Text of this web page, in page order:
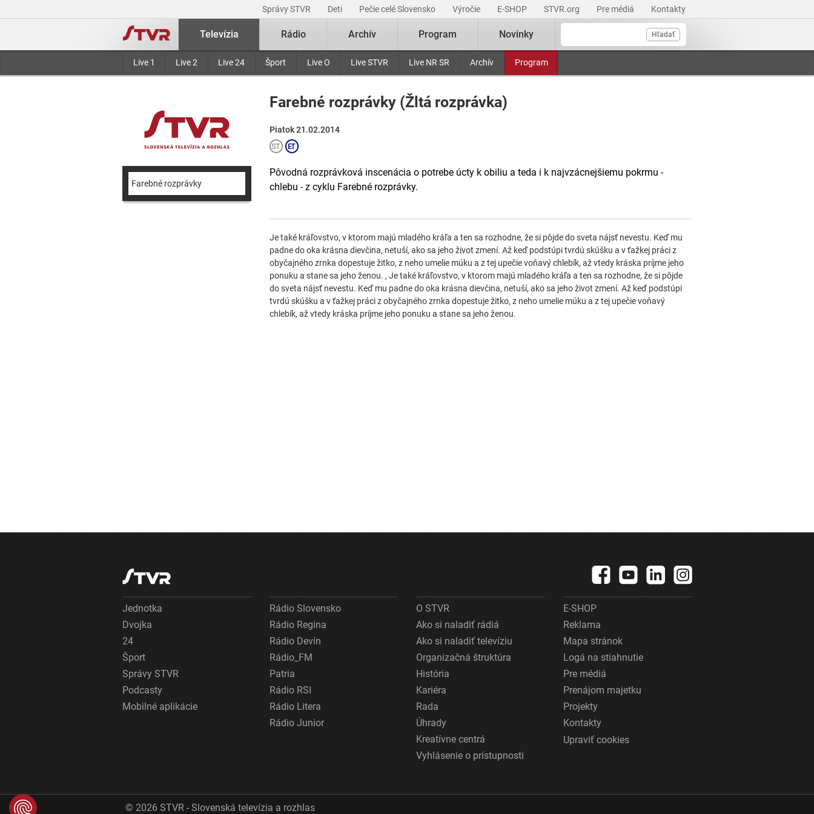
Správy STVR Deti Pečie celé Slovensko Výročie E-SHOP STVR.org Pre médiá Kontakty
Hľadať
Televízia
Live 1 Live 2 Live 24 Šport Live O Live STVR Live NR SR Archív Program
Rádio Archív Program Novinky
Farebné rozprávky
Farebné rozprávky (Žltá rozprávka)
Piatok 21.02.2014
Pôvodná rozprávková inscenácia o potrebe úcty k obiliu a teda i k najvzácnejšiemu pokrmu -
chlebu - z cyklu Farebné rozprávky.
Je také kráľovstvo, v ktorom majú mladého kráľa a ten sa rozhodne, že si pôjde do sveta nájsť nevestu. Keď mu
padne do oka krásna dievčina, netuší, ako sa jeho život zmení. Až keď podstúpi tvrdú skúšku a v ťažkej práci z
obyčajného zrnka dopestuje žitko, z neho umelie múku a z tej upečie voňavý chlebík, až vtedy kráska príjme jeho
ponuku a stane sa jeho ženou. , Je také kráľovstvo, v ktorom majú mladého kráľa a ten sa rozhodne, že si pôjde
do sveta nájsť nevestu. Keď mu padne do oka krásna dievčina, netuší, ako sa jeho život zmení. Až keď podstúpi
tvrdú skúšku a v ťažkej práci z obyčajného zrnka dopestuje žitko, z neho umelie múku a z tej upečie voňavý
chlebík, až vtedy kráska príjme jeho ponuku a stane sa jeho ženou.
Jednotka
Dvojka
24
Šport
Správy STVR
Podcasty
Mobilné aplikácie
Rádio Slovensko
Rádio Regina
Rádio Devín
Rádio_FM
Patria
Rádio RSI
Rádio Litera
Rádio Junior
O STVR
Ako si naladiť rádiá
Ako si naladiť televíziu
Organizačná štruktúra
História
Kariéra
Rada
Úhrady
Kreatívne centrá
Vyhlásenie o prístupnosti
E-SHOP
Reklama
Mapa stránok
Logá na stiahnutie
Pre médiá
Prenájom majetku
Projekty
Kontakty
Upraviť cookies
© 2026 STVR - Slovenská televízia a rozhlas